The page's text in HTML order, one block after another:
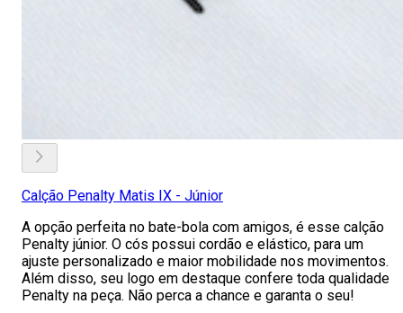
Calção Penalty Matis IX - Júnior
A opção perfeita no bate-bola com amigos, é esse calção
Penalty júnior. O cós possui cordão e elástico, para um
ajuste personalizado e maior mobilidade nos movimentos.
Além disso, seu logo em destaque confere toda qualidade
Penalty na peça. Não perca a chance e garanta o seu!